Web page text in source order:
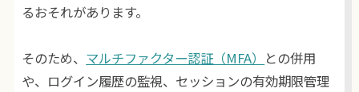
るおそれがあります。
そのため、 マルチファクター認証（MFA） との併用
や、ログイン履歴の監視、セッションの有効期限管理